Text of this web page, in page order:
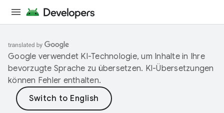
Google verwendet KI-Technologie, um Inhalte in Ihre
bevorzugte Sprache zu übersetzen. KI-Übersetzungen
können Fehler enthalten.